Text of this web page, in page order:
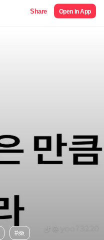
Share Open in App
#🪼